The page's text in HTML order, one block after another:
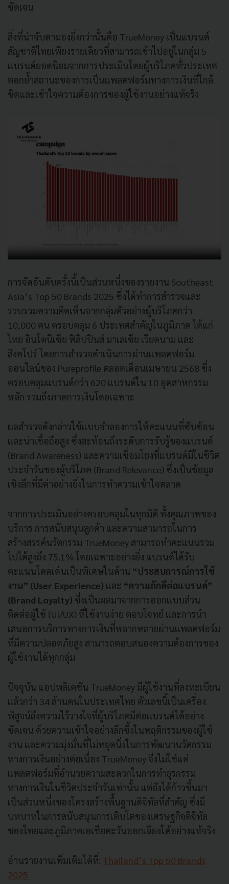
ชัดเจน
สิ่งที่น่าจับตามองยิ่งกว่านั้นคือ TrueMoney เป็นแบรนด์
สัญชาติไทยเพียงรายเดียวที่สามารถเข้าไปอยู่ในกลุ่ม 5
แบรนด์ยอดนิยมจากการประเมินโดยผู้บริโภคทั่วประเทศ
ตอกย้ำสถานะของการเป็นแพลตฟอร์มทางการเงินที่ใกล้
ชิดและเข้าใจความต้องการของผู้ใช้งานอย่างแท้จริง
การจัดอันดับครั้งนี้เป็นส่วนหนึ่งของรายงาน Southeast
Asia’s Top 50 Brands 2025 ซึ่งได้ทำการสำรวจและ
รวบรวมความคิดเห็นจากกลุ่มตัวอย่างผู้บริโภคกว่า
10,000 คน ครอบคลุม 6 ประเทศสำคัญในภูมิภาค ได้แก่
ไทย อินโดนีเซีย ฟิลิปปินส์ มาเลเซีย เวียดนาม และ
สิงคโปร์ โดยการสำรวจดำเนินการผ่านแพลตฟอร์ม
ออนไลน์ของ Pureprofile ตลอดเดือนเมษายน 2568 ซึ่ง
ครอบคลุมแบรนด์กว่า 620 แบรนด์ใน 10 อุตสาหกรรม
หลัก รวมถึงภาคการเงินโดยเฉพาะ
ผลสำรวจดังกล่าวใช้แบบจำลองการให้คะแนนที่ซับซ้อน
และน่าเชื่อถือสูง ซึ่งสะท้อนถึงระดับการรับรู้ของแบรนด์
(Brand Awareness) และความเชื่อมโยงที่แบรนด์มีในชีวิต
ประจำวันของผู้บริโภค (Brand Relevance) ซึ่งเป็นข้อมูล
เชิงลึกที่มีค่าอย่างยิ่งในการทำความเข้าใจตลาด
จากการประเมินอย่างครอบคลุมในทุกมิติ ทั้งคุณภาพของ
บริการ การสนับสนุนลูกค้า และความสามารถในการ
สร้างสรรค์นวัตกรรม TrueMoney สามารถทำคะแนนรวม
ไปได้สูงถึง 75.1% โดยเฉพาะอย่างยิ่ง แบรนด์ได้รับ
คะแนนโดดเด่นเป็นพิเศษในด้าน “ประสบการณ์การใช้
งาน” (User Experience) และ “ความภักดีต่อแบรนด์”
(Brand Loyalty) ซึ่งเป็นผลมาจากการออกแบบส่วน
ติดต่อผู้ใช้ (UI/UX) ที่ใช้งานง่าย ตอบโจทย์ และการนำ
เสนอการบริการทางการเงินที่หลากหลายผ่านแพลตฟอร์ม
ที่มีความปลอดภัยสูง สามารถตอบสนองความต้องการของ
ผู้ใช้งานได้ทุกกลุ่ม
ปัจจุบัน แอปพลิเคชัน TrueMoney มีผู้ใช้งานที่ลงทะเบียน
แล้วกว่า 34 ล้านคนในประเทศไทย ตัวเลขนี้เป็นเครื่อง
พิสูจน์ถึงความไว้วางใจที่ผู้บริโภคมีต่อแบรนด์ได้อย่าง
ชัดเจน ด้วยความเข้าใจอย่างลึกซึ้งในพฤติกรรมของผู้ใช้
งาน และความมุ่งมั่นที่ไม่หยุดนิ่งในการพัฒนานวัตกรรม
ทางการเงินอย่างต่อเนื่อง TrueMoney จึงไม่ใช่แค่
แพลตฟอร์มที่อำนวยความสะดวกในการทำธุรกรรม
ทางการเงินในชีวิตประจำวันเท่านั้น แต่ยังได้ก้าวขึ้นมา
เป็นส่วนหนึ่งของโครงสร้างพื้นฐานดิจิทัลที่สำคัญ ซึ่งมี
บทบาทในการสนับสนุนการเติบโตของเศรษฐกิจดิจิทัล
ของไทยและภูมิภาคเอเชียตะวันออกเฉียงใต้อย่างแท้จริง
อ่านรายงานเพิ่มเติมได้ที่: Thailand’s Top 50 Brands
2025